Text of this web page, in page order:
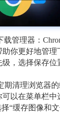
载管理器：
你更好地管理
，选择保存位
期清理浏览器
以在菜单栏中
“缓存图像和